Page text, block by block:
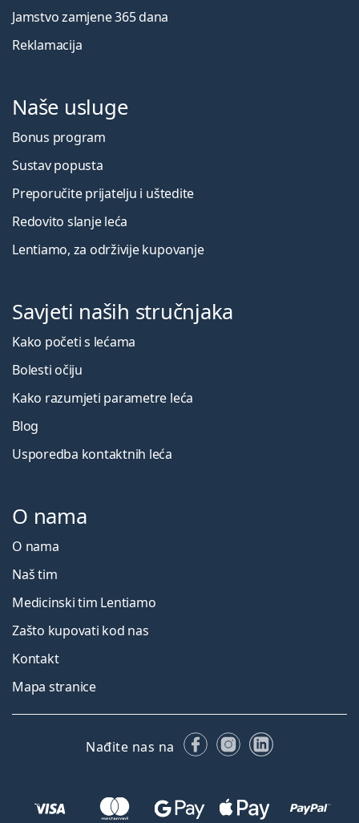
Jamstvo zamjene 365 dana
Reklamacija
Naše usluge
Bonus program
Sustav popusta
Preporučite prijatelju i uštedite
Redovito slanje leća
Lentiamo, za održivije kupovanje
Savjeti naših stručnjaka
Kako početi s lećama
Bolesti očiju
Kako razumjeti parametre leća
Blog
Usporedba kontaktnih leća
O nama
O nama
Naš tim
Medicinski tim Lentiamo
Zašto kupovati kod nas
Kontakt
Mapa stranice
Nađite nas na FacebookuInstagramu
LinkedIn